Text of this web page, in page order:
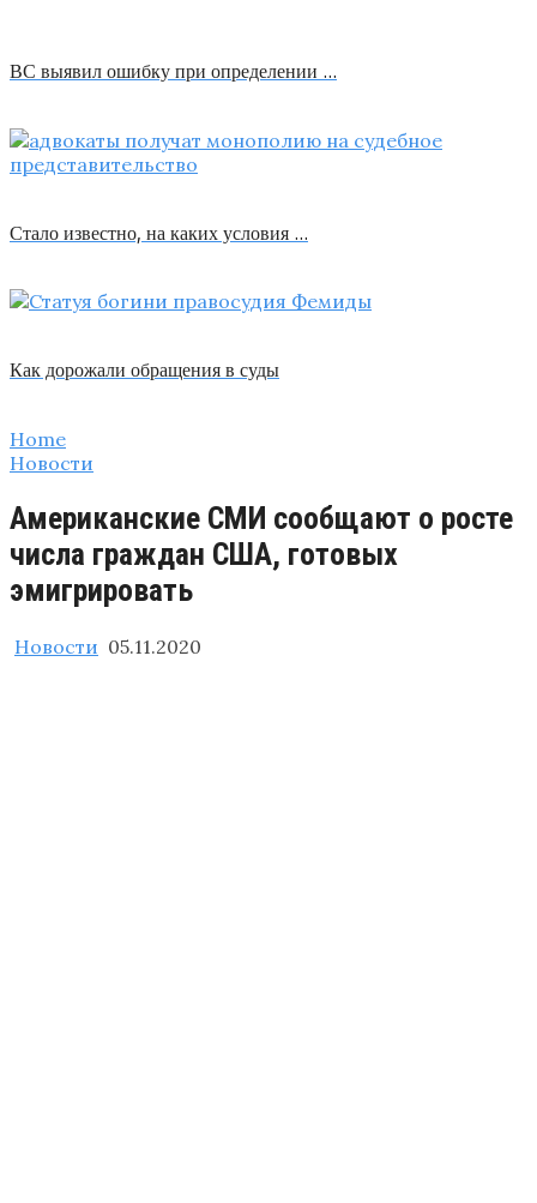
ВС выявил ошибку при определении …
Стало известно, на каких условия …
Как дорожали обращения в суды
Home
Новости
Американские СМИ сообщают о росте
числа граждан США, готовых
эмигрировать
Новости 05.11.2020